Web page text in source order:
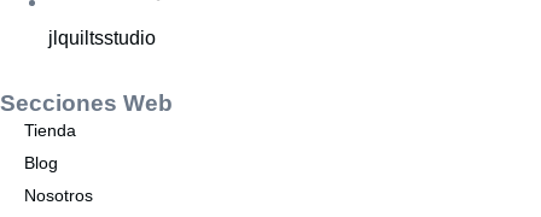
jlquiltsstudio
Secciones Web
Tienda
Blog
Nosotros